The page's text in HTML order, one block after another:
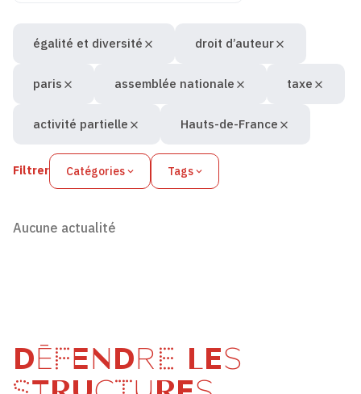
Filtrer Catégories Tags
égalité et diversité droit d’auteur
paris assemblée nationale taxe
activité partielle Hauts-de-France
Aucune actualité
DÉFENDRE LES